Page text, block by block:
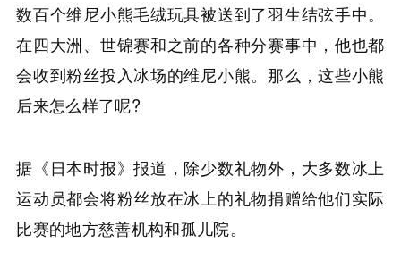
数百个维尼小熊毛绒玩具被送到了羽生结弦手中。
在四大洲、世锦赛和之前的各种分赛事中，他也都
会收到粉丝投入冰场的维尼小熊。那么，这些小熊
后来怎么样了呢?
据《日本时报》报道，除少数礼物外，大多数冰上
运动员都会将粉丝放在冰上的礼物捐赠给他们实际
比赛的地方慈善机构和孤儿院。